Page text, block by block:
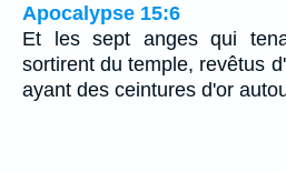
Apocalypse 15:6
Et les sept anges qui
sortirent du temple, revêtus
ayant des ceintures d'or